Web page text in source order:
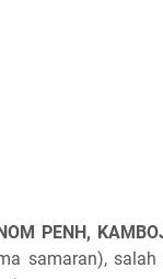
PENH,
samaran),